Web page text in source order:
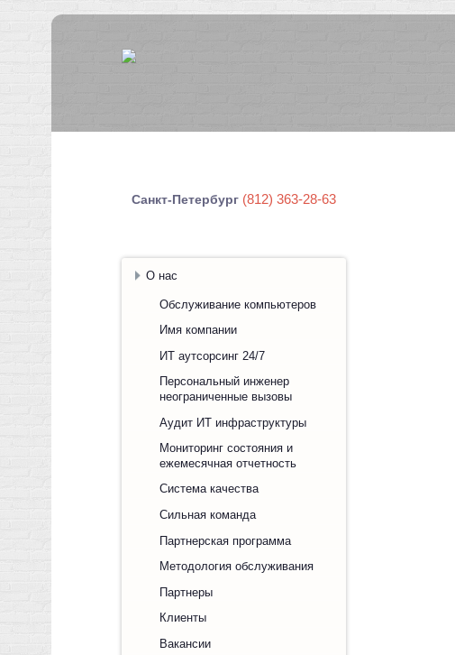
Санкт-Петербург (812) 363-28-63
О нас
Обслуживание компьютеров
Имя компании
ИТ аутсорсинг 24/7
Персональный инженер
неограниченные вызовы
Аудит ИТ инфраструктуры
Мониторинг состояния и
ежемесячная отчетность
Система качества
Сильная команда
Партнерская программа
Методология обслуживания
Партнеры
Клиенты
Вакансии